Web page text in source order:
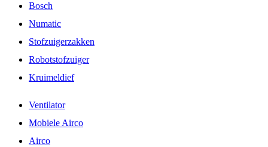
Bosch
Numatic
Stofzuigerzakken
Robotstofzuiger
Kruimeldief
Ventilator
Mobiele Airco
Airco